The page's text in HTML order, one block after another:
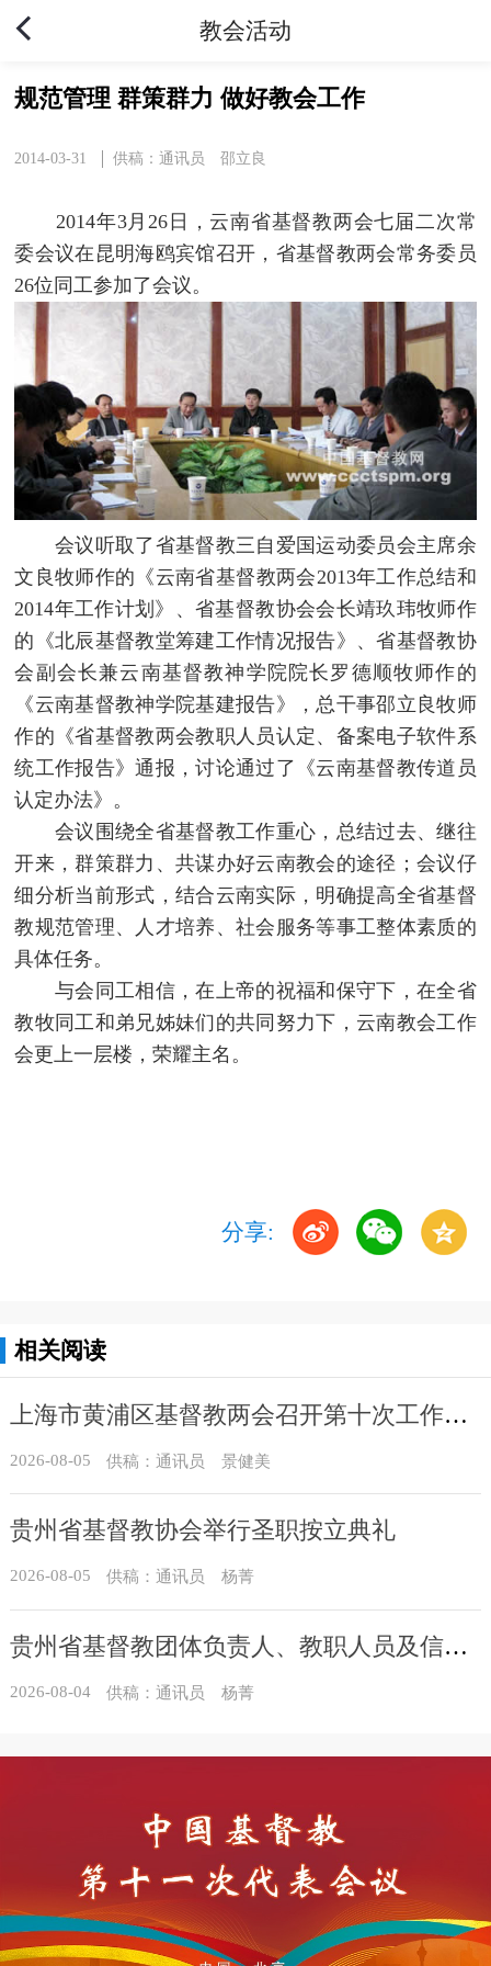
教会活动
规范管理 群策群力 做好教会工作
2014-03-31 供稿：通讯员 邵立良
2014年3月26日，云南省基督教两会七届二次常
委会议在昆明海鸥宾馆召开，省基督教两会常务委员
26位同工参加了会议。
会议听取了省基督教三自爱国运动委员会主席余
文良牧师作的《云南省基督教两会2013年工作总结和
2014年工作计划》、省基督教协会会长靖玖玮牧师作
的《北辰基督教堂筹建工作情况报告》、省基督教协
会副会长兼云南基督教神学院院长罗德顺牧师作的
《云南基督教神学院基建报告》，总干事邵立良牧师
作的《省基督教两会教职人员认定、备案电子软件系
统工作报告》通报，讨论通过了《云南基督教传道员
认定办法》。
会议围绕全省基督教工作重心，总结过去、继往
开来，群策群力、共谋办好云南教会的途径；会议仔
细分析当前形式，结合云南实际，明确提高全省基督
教规范管理、人才培养、社会服务等事工整体素质的
具体任务。
与会同工相信，在上帝的祝福和保守下，在全省
教牧同工和弟兄姊妹们的共同努力下，云南教会工作
会更上一层楼，荣耀主名。
分享:
相关阅读
上海市黄浦区基督教两会召开第十次工作会议暨沐恩堂管理机构七月份联席会议
2026-08-05 供稿：通讯员 景健美
贵州省基督教协会举行圣职按立典礼
2026-08-05 供稿：通讯员 杨菁
贵州省基督教团体负责人、教职人员及信众骨干培训班在贵州圣经学校举办
2026-08-04 供稿：通讯员 杨菁